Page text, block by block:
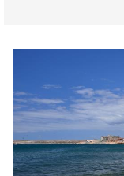
Deporte &
Museos & Arte
Vida nocturna &